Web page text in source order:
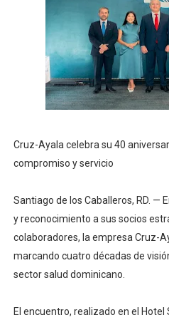
Cruz-Ayala celebra su 40
compromiso y servicio
Santiago de los Caballeros, RD. —
y reconocimiento a sus socios
colaboradores, la empresa Cruz-
marcando cuatro décadas de
sector salud dominicano.
El encuentro, realizado en el